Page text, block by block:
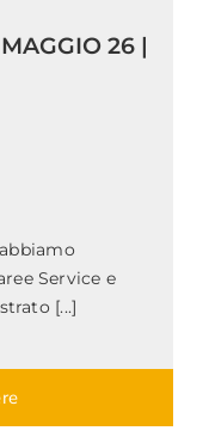
26 |
Service e
[...]